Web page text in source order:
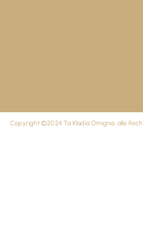
Copyright ©2024 Ta Kladia Omigna, alle